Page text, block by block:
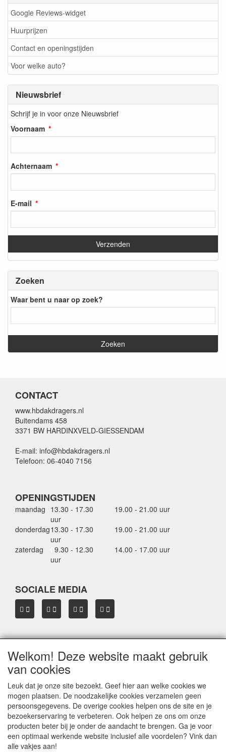
Google Reviews-widget
Huurprijzen
Contact en openingstijden
Voor welke auto?
Nieuwsbrief
Schrijf je in voor onze Nieuwsbrief
Voornaam
Achternaam
E-mail
Zoeken
Waar bent u naar op zoek?
CONTACT
www.hbdakdragers.nl
Buitendams 458
3371 BW HARDINXVELD-GIESSENDAM
E-mail: info@hbdakdragers.nl
Telefoon: 06-4040 7156
OPENINGSTIJDEN
maandag 13.30 - 17.30
uur
19.00 - 21.00 uur
donderdag13.30 - 17.30
uur
19.00 - 21.00 uur
zaterdag
9.30 - 12.30
uur
14.00 - 17.00 uur
SOCIALE MEDIA
OVER HBDAKDRAGERS.NL
Dakkoffer verhuur Hardinxveld-Giessendam
Verkoop dakkoffers en skiboxen
Onze merken
Herroepingslink aanvragen
Privacyverklaring
Welkom! Deze website maakt gebruik
van cookies
Leuk dat je onze site bezoekt. Geef hier aan welke cookies we
mogen plaatsen. De noodzakelijke cookies verzamelen geen
persoonsgegevens. De overige cookies helpen ons de site en je
bezoekerservaring te verbeteren. Ook helpen ze ons om onze
producten beter bij je onder de aandacht te brengen. Ga je voor
een optimaal werkende website inclusief alle voordelen? Vink dan
alle vakjes aan!